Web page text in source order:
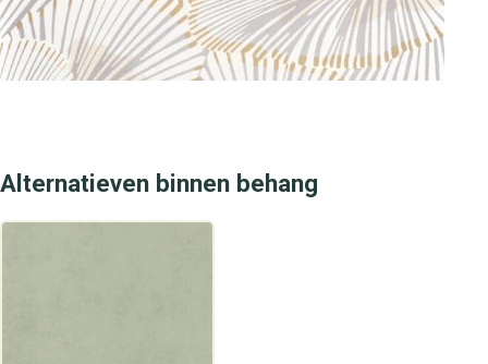
stijl die dit behang jouw interieur brengt. Onze
medewerkers staan klaar om je te adviseren en te helpen
bij jouw keuze voor een uniek en prachtig design.
Alternatieven binnen behang